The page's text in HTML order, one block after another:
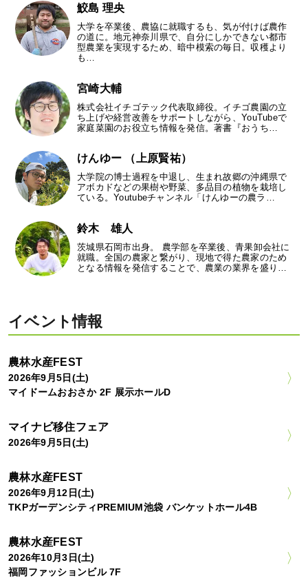
鮫島 理央
大学を卒業後、農協に就職するも、気が付けば農作
の道に。地元神奈川県で、自分にしかできない都市
型農業を実現するため、暗中模索の毎日。収穫より
も…
宮崎大輔
株式会社イチゴテック代表取締役。イチゴ農園の立
ち上げや経営改善をサポートしながら、YouTubeで
家庭菜園のお役立ち情報を発信。著書『おうち…
けんゆー （上原賢祐）
大学院の博士過程を中退し、生まれ故郷の沖縄県で
アボカドなどの果樹や野菜、多品目の植物を栽培し
ている。Youtubeチャンネル「けんゆーの農ラ…
鈴木 雄人
茨城県石岡市出身。 農学部を卒業後、青果卸会社に
就職。全国の農家と繋がり、現地で得た農家のため
となる情報を発信することで、農業の業界を盛り…
イベント情報
農林水産FEST
2026年9月5日(土)
マイドームおおさか 2F 展示ホールD
マイナビ移住フェア
2026年9月5日(土)
農林水産FEST
2026年9月12日(土)
TKPガーデンシティPREMIUM池袋 バンケットホール4B
農林水産FEST
2026年10月3日(土)
福岡ファッションビル 7F